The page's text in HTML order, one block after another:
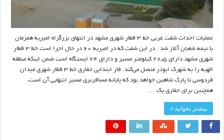
عملیات احداث شفت غربی خط ۳ قطار شهری مشهد در انتهای بزرگراه امیریه همزمان
با نیمه شعبان آغاز شد . در این شفت که در امیریه ۶۰ در حال اجرا است خط ۳ قطار
شهری مشهد دارای ۲۸٫۵ کیلومتر مسیر و دارای ۲۴ ایستگاه است ضمن اینکه منطقه
الهیه را به شهرک ابوذر متصل می‌کند. فاز ابتدایی حفاری خط ۳ قطار شهری میدان
فردوسی تا پارک شاهین خواهد بود که پایانه مسافربری مسیر انتهایی آن است،
همچنین برای حفاری یک …
بیشتر بخوانید »